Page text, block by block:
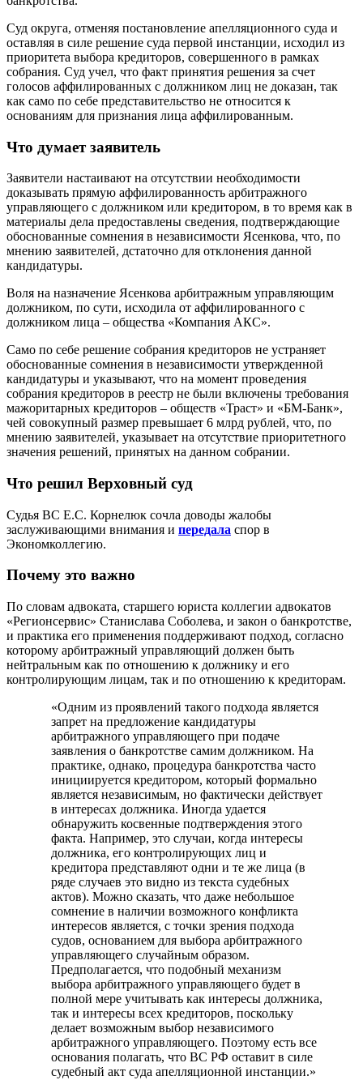
Суд округа, отменяя постановление апелляционного суда и
оставляя в силе решение суда первой инстанции, исходил из
приоритета выбора кредиторов, совершенного в рамках
собрания. Суд учел, что факт принятия решения за счет
голосов аффилированных с должником лиц не доказан, так
как само по себе представительство не относится к
основаниям для признания лица аффилированным.
Что думает заявитель
Заявители настаивают на отсутствии необходимости
доказывать прямую аффилированность арбитражного
управляющего с должником или кредитором, в то время как в
материалы дела предоставлены сведения, подтверждающие
обоснованные сомнения в независимости Ясенкова, что, по
мнению заявителей, дстаточно для отклонения данной
кандидатуры.
Воля на назначение Ясенкова арбитражным управляющим
должником, по сути, исходила от аффилированного с
должником лица – общества «Компания АКС».
Само по себе решение собрания кредиторов не устраняет
обоснованные сомнения в независимости утвержденной
кандидатуры и указывают, что на момент проведения
собрания кредиторов в реестр не были включены требования
мажоритарных кредиторов – обществ «Траст» и «БМ-Банк»,
чей совокупный размер превышает 6 млрд рублей, что, по
мнению заявителей, указывает на отсутствие приоритетного
значения решений, принятых на данном собрании.
Что решил Верховный суд
Судья ВС Е.С. Корнелюк сочла доводы жалобы
заслуживающими внимания и передала спор в
Экономколлегию.
Почему это важно
По словам адвоката, старшего юриста коллегии адвокатов
«Регионсервис» Станислава Соболева, и закон о банкротстве,
и практика его применения поддерживают подход, согласно
которому арбитражный управляющий должен быть
нейтральным как по отношению к должнику и его
контролирующим лицам, так и по отношению к кредиторам.
«Одним из проявлений такого подхода является
запрет на предложение кандидатуры
арбитражного управляющего при подаче
заявления о банкротстве самим должником. На
практике, однако, процедура банкротства часто
инициируется кредитором, который формально
является независимым, но фактически действует
в интересах должника. Иногда удается
обнаружить косвенные подтверждения этого
факта. Например, это случаи, когда интересы
должника, его контролирующих лиц и
кредитора представляют одни и те же лица (в
ряде случаев это видно из текста судебных
актов). Можно сказать, что даже небольшое
сомнение в наличии возможного конфликта
интересов является, с точки зрения подхода
судов, основанием для выбора арбитражного
управляющего случайным образом.
Предполагается, что подобный механизм
выбора арбитражного управляющего будет в
полной мере учитывать как интересы должника,
так и интересы всех кредиторов, поскольку
делает возможным выбор независимого
арбитражного управляющего. Поэтому есть все
основания полагать, что ВС РФ оставит в силе
судебный акт суда апелляционной инстанции.»